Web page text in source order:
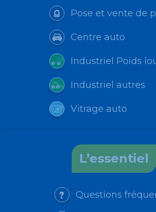
Pose et vente de
Centre auto
Industriel Poids
Industriel autres
Vitrage auto
L’essentiel
Questions